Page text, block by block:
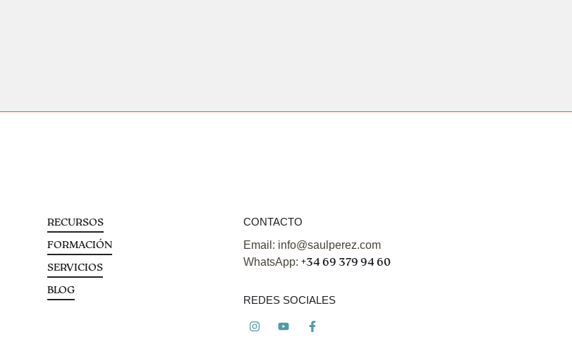
RECURSOS
FORMACIÓN
SERVICIOS
BLOG
CONTACTO
Email: info@saulperez.com
WhatsApp: +34 69 379 94 60
REDES SOCIALES